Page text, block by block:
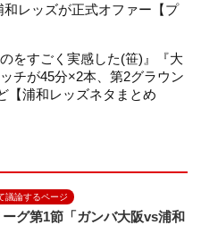
n
e
レッズが正式オファー【プ
をすごく実感した(笹)』『大
チが45分×2本、第2グラウン
【浦和レッズネタまとめ
議論するページ
ーグ第1節「ガンバ大阪vs浦和